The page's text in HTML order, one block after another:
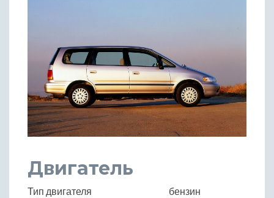
Двигатель
Тип двигателя
бензин